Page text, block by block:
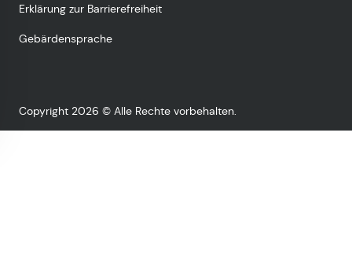
Erklärung zur Barrierefreiheit
Gebärdensprache
Copyright 2026 © Alle Rechte vorbehalten.